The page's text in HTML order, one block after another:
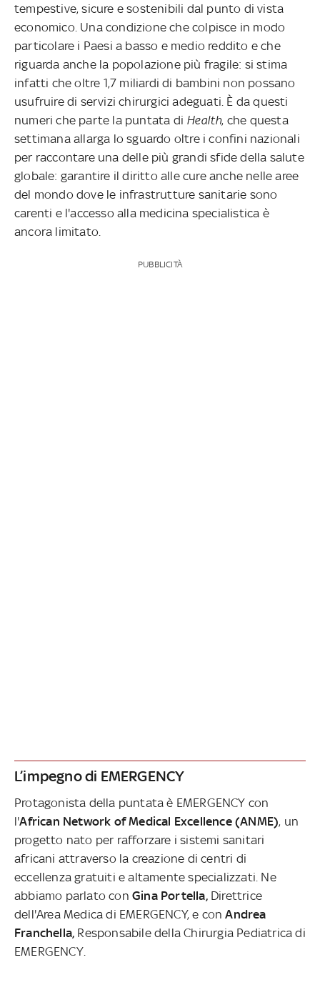
tempestive, sicure e sostenibili dal punto di vista
economico. Una condizione che colpisce in modo
particolare i Paesi a basso e medio reddito e che
riguarda anche la popolazione più fragile: si stima
infatti che oltre 1,7 miliardi di bambini non possano
usufruire di servizi chirurgici adeguati. È da questi
numeri che parte la puntata di Health, che questa
settimana allarga lo sguardo oltre i confini nazionali
per raccontare una delle più grandi sfide della salute
globale: garantire il diritto alle cure anche nelle aree
del mondo dove le infrastrutture sanitarie sono
carenti e l'accesso alla medicina specialistica è
ancora limitato.
PUBBLICITÀ
L’impegno di EMERGENCY
Protagonista della puntata è EMERGENCY con
l'African Network of Medical Excellence (ANME), un
progetto nato per rafforzare i sistemi sanitari
africani attraverso la creazione di centri di
eccellenza gratuiti e altamente specializzati. Ne
abbiamo parlato con Gina Portella, Direttrice
dell'Area Medica di EMERGENCY, e conAndrea
Franchella, Responsabile della Chirurgia Pediatrica di
EMERGENCY.